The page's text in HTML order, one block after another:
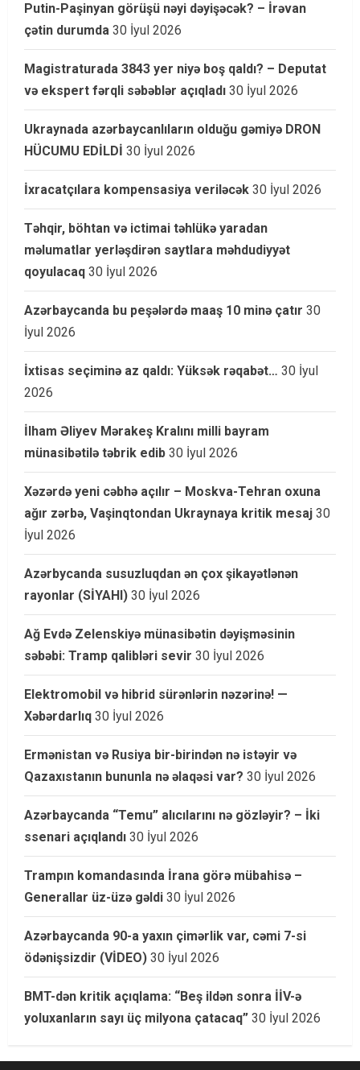
Putin-Paşinyan görüşü nəyi dəyişəcək? – İrəvan
çətin durumda 30 İyul 2026
Magistraturada 3843 yer niyə boş qaldı? – Deputat
və ekspert fərqli səbəblər açıqladı 30 İyul 2026
Ukraynada azərbaycanlıların olduğu gəmiyə DRON
HÜCUMU EDİLDİ 30 İyul 2026
İxracatçılara kompensasiya veriləcək 30 İyul 2026
Təhqir, böhtan və ictimai təhlükə yaradan
məlumatlar yerləşdirən saytlara məhdudiyyət
qoyulacaq 30 İyul 2026
Azərbaycanda bu peşələrdə maaş 10 minə çatır 30
İyul 2026
İxtisas seçiminə az qaldı: Yüksək rəqabət… 30 İyul
2026
İlham Əliyev Mərakeş Kralını milli bayram
münasibətilə təbrik edib 30 İyul 2026
Xəzərdə yeni cəbhə açılır – Moskva-Tehran oxuna
ağır zərbə, Vaşinqtondan Ukraynaya kritik mesaj 30
İyul 2026
Azərbycanda susuzluqdan ən çox şikayətlənən
rayonlar (SİYAHI) 30 İyul 2026
Ağ Evdə Zelenskiyə münasibətin dəyişməsinin
səbəbi: Tramp qalibləri sevir 30 İyul 2026
Elektromobil və hibrid sürənlərin nəzərinə! —
Xəbərdarlıq 30 İyul 2026
Ermənistan və Rusiya bir-birindən nə istəyir və
Qazaxıstanın bununla nə əlaqəsi var? 30 İyul 2026
Azərbaycanda “Temu” alıcılarını nə gözləyir? – İki
ssenari açıqlandı 30 İyul 2026
Trampın komandasında İrana görə mübahisə –
Generallar üz-üzə gəldi 30 İyul 2026
Azərbaycanda 90-a yaxın çimərlik var, cəmi 7-si
ödənişsizdir (VİDEO) 30 İyul 2026
BMT-dən kritik açıqlama: “Beş ildən sonra İİV-ə
yoluxanların sayı üç milyona çatacaq” 30 İyul 2026